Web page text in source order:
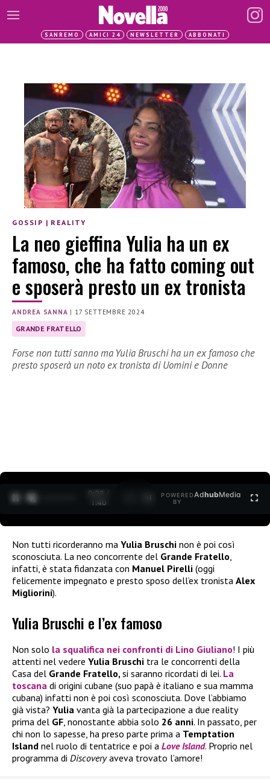
SANREMO AMICI 24 NEWSLETTER ABBONATI
GOSSIP | REALITY
La neo gieffina Yulia ha un ex
famoso, che ha fatto coming out
e sposerà presto un ex tronista
ANDREA SANNA | 17 SETTEMBRE 2024
GRANDE FRATELLO
Forse non tutti sanno ma Yulia Bruschi ha un ex famoso che
presto sposerà un noto ex tronista di Uomini e Donne
0:30 /
1:40
POWERED
BY
AdhubMedia
Non tutti ricorderanno ma Yulia Bruschi non è poi così
sconosciuta. La neo concorrente del Grande Fratello
infatti, è stata fidanzata con Manuel Pirelli (oggi
felicemente impegnato e presto sposo dell’ex tronista Alex
Migliorini).
Yulia Bruschi e l’ex famoso
Non solo la squalifica nei confronti di Lino Giuliano! I più
attenti nel vedere Yulia Bruschi tra le concorrenti della
Casa del Grande Fratello,si saranno ricordati di lei. La
toscana di origini cubane (suo papà è italiano e sua mamma
cubana) infatti non è poi così sconosciuta. Dove l’abbiamo
già vista? Yulia vanta già la partecipazione a due reality
prima del GF, nonostante abbia solo 26 anni. In passato, per
chi non lo sapesse, ha preso parte prima a Temptation
Island nel ruolo di tentatrice e poi a Love Island. Proprio nel
programma di Discoveryaveva trovato l’amore!